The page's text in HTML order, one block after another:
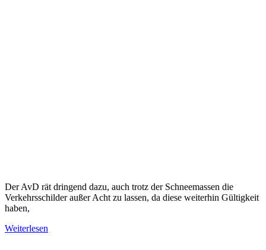
Der AvD rät dringend dazu, auch trotz der Schneemassen die
Verkehrsschilder außer Acht zu lassen, da diese weiterhin Gültigkeit
haben,
Weiterlesen